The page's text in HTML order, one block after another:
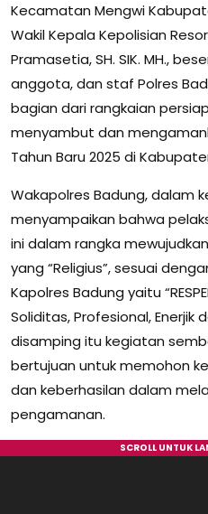
Kecamatan Mengwi
Wakil Kepala Kepolisian
Pramasetia, SH. SIK. MH.,
anggota, dan staf Polres
bagian dari rangkaian
menyambut dan
Tahun Baru 2025 di
Wakapolres Badung, dalam
menyampaikan bahwa
ini dalam rangka
yang “Religius”, sesuai
Kapolres Badung yaitu
Soliditas, Profesional, Enerjik
disamping itu kegiatan
bertujuan untuk memohon
dan keberhasilan dalam
pengamanan.